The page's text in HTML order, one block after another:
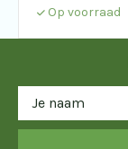
Op voorraad